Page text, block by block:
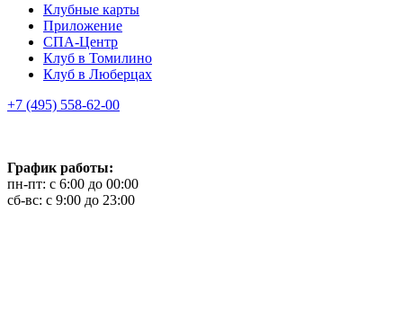
Клубные карты
Приложение
СПА-Центр
Клуб в Томилино
Клуб в Люберцах
+7 (495) 558-62-00
График работы:
пн-пт: с 6:00 до 00:00
сб-вс: с 9:00 до 23:00